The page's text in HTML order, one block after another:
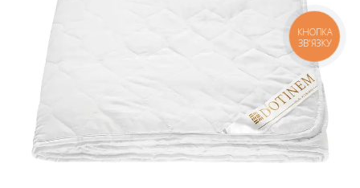
КНОПКА
ЗВ'ЯЗКУ